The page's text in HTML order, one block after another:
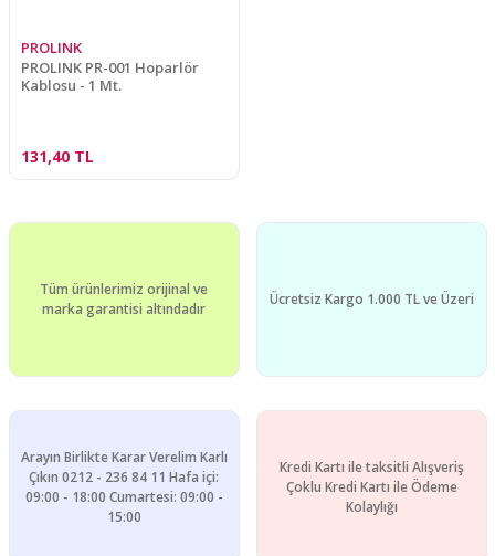
PROLINK
PROLINK PR-001 Hoparlör
Kablosu - 1 Mt.
131,40 TL
Tüm ürünlerimiz orijinal ve
marka garantisi altındadır
Ücretsiz Kargo 1.000 TL ve Üzeri
Arayın Birlikte Karar Verelim Karlı
Çıkın 0212 - 236 84 11 Hafa içi:
09:00 - 18:00 Cumartesi: 09:00 -
15:00
Kredi Kartı ile taksitli Alışveriş
Çoklu Kredi Kartı ile Ödeme
Kolaylığı